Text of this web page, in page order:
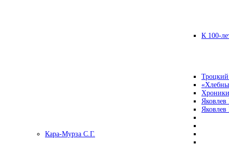
К 100-
Кара-Мурза С.Г.